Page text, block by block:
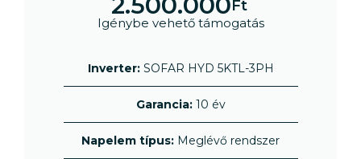
Ft
Igénybe vehető támogatás
Inverter:SOFAR HYD 5KTL-3PH
Garancia:10 év
Napelem típus: Meglévő rendszer